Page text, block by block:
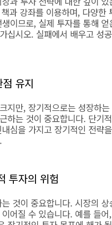
과 강좌를 이용하며, 다양한
이므로, 실제 투자를 통해
십시오. 실패에서 배우고 성
유지
지만, 장기적으로는 성장하
하는 것이 중요합니다. 단기
심을 가지고 장기적인 전략
투자의 위험
것이 중요합니다. 시장의
어질 수 있습니다. 예를 들